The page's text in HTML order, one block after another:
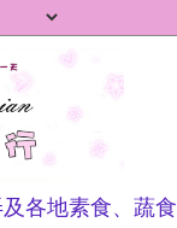
各地素食、蔬